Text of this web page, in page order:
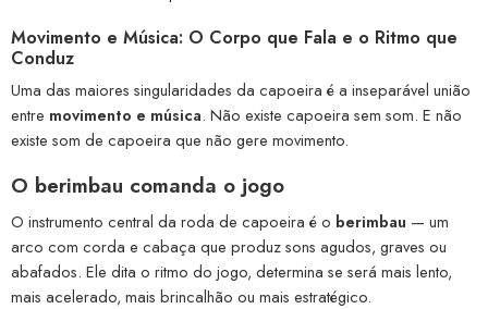
Movimento e Música: O Corpo que Fala e o Ritmo que
Conduz
Uma das maiores singularidades da capoeira é a inseparável união
entre movimento e música. Não existe capoeira sem som. E não
existe som de capoeira que não gere movimento.
O berimbau comanda o jogo
O instrumento central da roda de capoeira é o berimbau — um
arco com corda e cabaça que produz sons agudos, graves ou
abafados. Ele dita o ritmo do jogo, determina se será mais lento,
mais acelerado, mais brincalhão ou mais estratégico.